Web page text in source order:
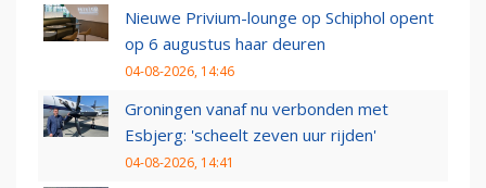
Nieuwe Privium-lounge op Schiphol opent
op 6 augustus haar deuren
04-08-2026, 14:46
Groningen vanaf nu verbonden met
Esbjerg: 'scheelt zeven uur rijden'
04-08-2026, 14:41